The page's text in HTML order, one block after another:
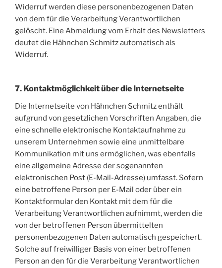
Widerruf werden diese personenbezogenen Daten
von dem für die Verarbeitung Verantwortlichen
gelöscht. Eine Abmeldung vom Erhalt des Newsletters
deutet die Hähnchen Schmitz automatisch als
Widerruf.
7. Kontaktmöglichkeit über die Internetseite
Die Internetseite von Hähnchen Schmitz enthält
aufgrund von gesetzlichen Vorschriften Angaben, die
eine schnelle elektronische Kontaktaufnahme zu
unserem Unternehmen sowie eine unmittelbare
Kommunikation mit uns ermöglichen, was ebenfalls
eine allgemeine Adresse der sogenannten
elektronischen Post (E-Mail-Adresse) umfasst. Sofern
eine betroffene Person per E-Mail oder über ein
Kontaktformular den Kontakt mit dem für die
Verarbeitung Verantwortlichen aufnimmt, werden die
von der betroffenen Person übermittelten
personenbezogenen Daten automatisch gespeichert.
Solche auf freiwilliger Basis von einer betroffenen
Person an den für die Verarbeitung Verantwortlichen